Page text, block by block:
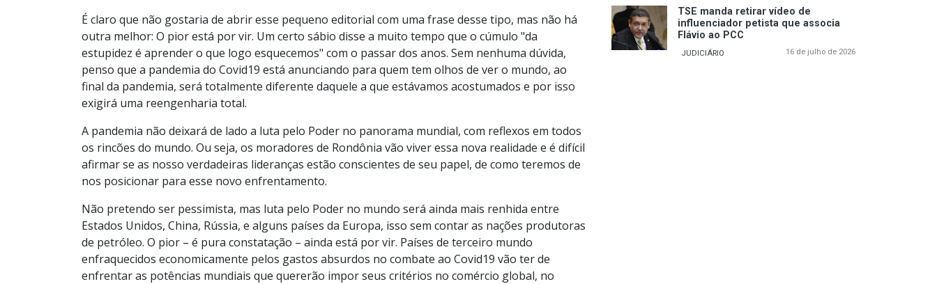
É claro que não gostaria de abrir esse pequeno editorial com uma frase desse tipo, mas não há
outra melhor: O pior está por vir. Um certo sábio disse a muito tempo que o cúmulo "da
estupidez é aprender o que logo esquecemos" com o passar dos anos. Sem nenhuma dúvida,
penso que a pandemia do Covid19 está anunciando para quem tem olhos de ver o mundo, ao
final da pandemia, será totalmente diferente daquele a que estávamos acostumados e por isso
exigirá uma reengenharia total.
A pandemia não deixará de lado a luta pelo Poder no panorama mundial, com reflexos em todos
os rincões do mundo. Ou seja, os moradores de Rondônia vão viver essa nova realidade e é difícil
afirmar se as nosso verdadeiras lideranças estão conscientes de seu papel, de como teremos de
nos posicionar para esse novo enfrentamento.
Não pretendo ser pessimista, mas luta pelo Poder no mundo será ainda mais renhida entre
Estados Unidos, China, Rússia, e alguns países da Europa, isso sem contar as nações produtoras
de petróleo. O pior – é pura constatação – ainda está por vir. Países de terceiro mundo
enfraquecidos economicamente pelos gastos absurdos no combate ao Covid19 vão ter de
enfrentar as potências mundiais que quererão impor seus critérios no comércio global, no
TSE manda retirar vídeo de
influenciador petista que associa
Flávio ao PCC
JUDICIÁRIO 16 de julho de 2026